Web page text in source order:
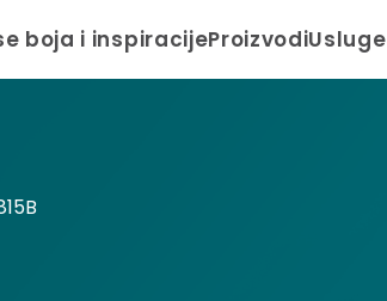
boja i inspiracijeProizvodiUsluge